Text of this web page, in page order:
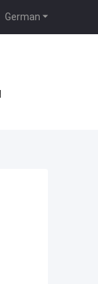
German